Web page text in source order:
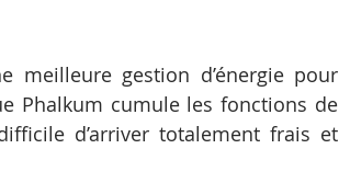
meilleure gestion d’énergie pour
Phalkum cumule les fonctions de
d’arriver totalement frais et